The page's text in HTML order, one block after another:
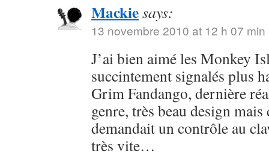
Mackiesays:
13 novembre 2010 at 12 h 07 min
J’ai bien aimé les Monkey
succintement signalés plus
Grim Fandango, dernière
genre, très beau design
demandait un contrôle au
très vite…